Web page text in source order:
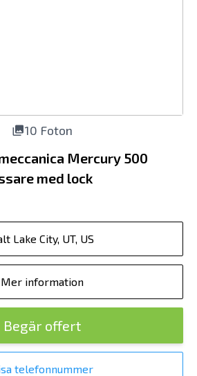
10 Foton
Mercury 500
med lock
Lake City, UT, US
Mer information
Begär offert
telefonnummer